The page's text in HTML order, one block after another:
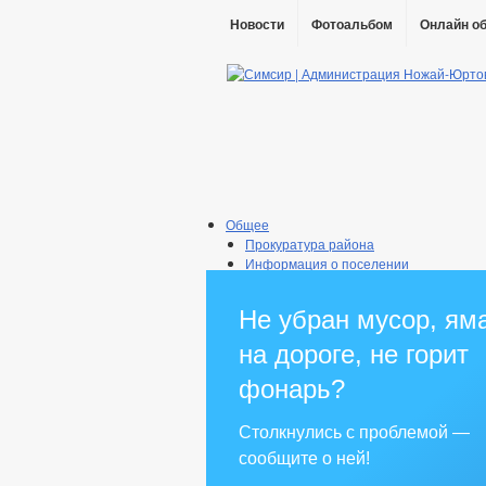
Новости Фотоальбом Онлайн
Общее
Прокуратура района
Информация о поселении
Реквизиты
Генеральный план
Правила землепользования
Структура, полномочия, задачи и
Контактная информация
Сведения о вакантных должностях
Не убран мусор,
на дороге, не горит
фонарь?
Столкнулись с проблемой —
сообщите о ней!